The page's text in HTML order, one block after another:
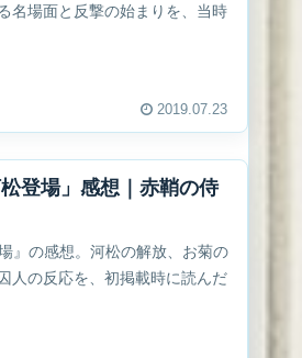
名場面と反撃の始まりを、当時
2019.07.23
登場」感想｜赤鞘の侍
』の感想。河松の解放、お菊の
人の反応を、初掲載時に読んだ